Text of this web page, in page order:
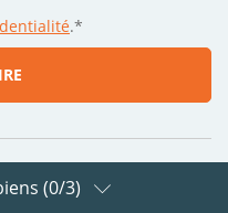
.*
réseaux
(0/3)